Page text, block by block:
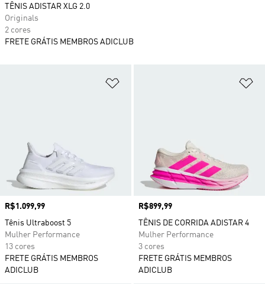
Preço
R$1.099,99
Tênis Ultraboost 5
Mulher Performance
13 cores
FRETE GRÁTIS MEMBROS
ADICLUB
Preço
R$899,99
TÊNIS DE CORRIDA ADISTAR 4
Mulher Performance
3 cores
FRETE GRÁTIS MEMBROS
ADICLUB
TÊNIS ADISTAR XLG 2.0
Originals
2 cores
FRETE GRÁTIS MEMBROS ADICLUB